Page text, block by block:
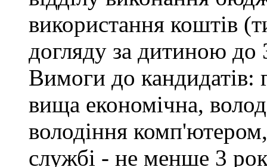
використання коштів
догляду за дитиною до
Вимоги до кандидатів:
вища економічна,
володіння
службі - не менше 3